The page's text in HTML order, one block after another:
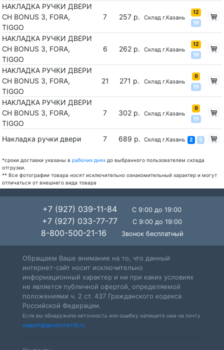
НАКЛАДКА РУЧКИ ДВЕРИ
CH BONUS 3, FORA,
TIGGO
7 257 р. Склад г.Казань
12
16
НАКЛАДКА РУЧКИ ДВЕРИ
CH BONUS 3, FORA,
TIGGO
6 262 р. Склад г.Казань
12
16
НАКЛАДКА РУЧКИ ДВЕРИ
CH BONUS 3, FORA,
TIGGO
21 271 р. Склад г.Казань
9
15
НАКЛАДКА РУЧКИ ДВЕРИ
CH BONUS 3, FORA,
TIGGO
7 302 р. Склад г.Казань
9
15
Накладка ручки двери 7 689 р. Склад г.Казань 2 5
*сроки доставки указаны в рабочих днях до выбранного пользователем склада
отгрузки.
** Все фотографии товара носят исключительно ознакомительный характер и могут
отличаться от внешнего вида товара
+7 (927) 039-11-84 С 9:00 до 19:00
+7 (927) 033-77-77 С 9:00 до 19:00
8-800-500-21-16 Звонок бесплатный
Обращаем Ваше внимание на то, что данный
интернет-сайт носит исключительно
информационный характер и ни при каких условиях
не является публичной офертой, определяемой
положениями ч. 2 ст. 437 Гражданского кодекса
Российской Федерации.
Если вы обнаружили неточность или ошибку напишите нам на почту
support@goodzone116.ru